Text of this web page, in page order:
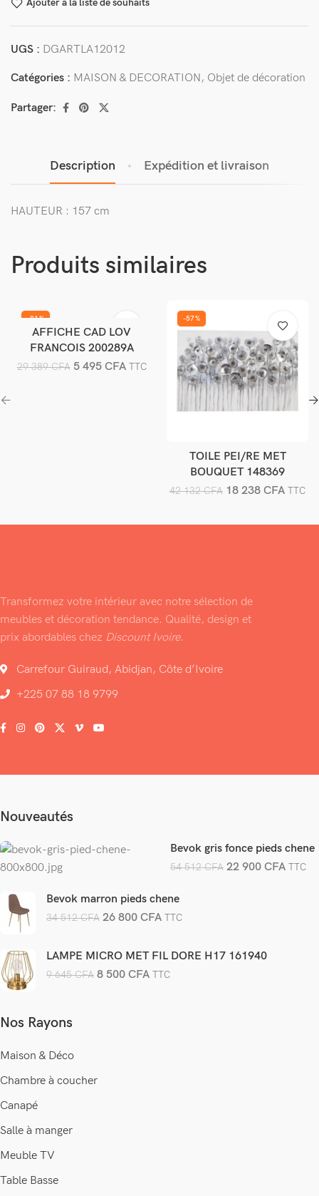
Ajouter à la liste de souhaits
UGS : DGARTLA12012
Catégories : MAISON & DECORATION, Objet de décoration
Partager:
Description Expédition et livraison
HAUTEUR : 157 cm
Produits similaires
-81%
Ajouter au panier
AFFICHE CAD LOV
FRANCOIS 200289A
29 389CFA 5 495 CFA TTC
-57%
Ajouter au panier
TOILE PEI/RE MET
BOUQUET 148369
42 132CFA 18 238 CFA TTC
Transformez votre intérieur avec notre sélection de
meubles et décoration tendance. Qualité, design et
prix abordables chez Discount Ivoire.
Carrefour Guiraud, Abidjan, Côte d’Ivoire
+225 07 88 18 9799
Nouveautés
Bevok gris fonce pieds chene
54 512CFA 22 900 CFA TTC
Bevok marron pieds chene
34 512CFA 26 800CFA TTC
LAMPE MICRO MET FIL DORE H17 161940
9 645CFA 8 500CFA TTC
Nos Rayons
Maison & Déco
Chambre à coucher
Canapé
Salle à manger
Meuble TV
Table Basse